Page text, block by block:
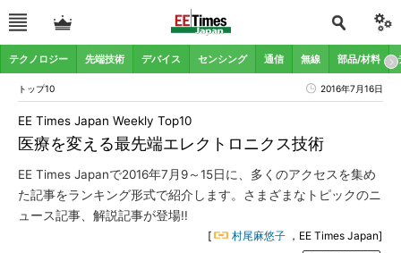
テクノロジー 先端技術 デバイス センシング 通信 無線 部品/材料
トップ10 2016年7月16日
医療を変える最先端エレクトロニクス技術
EE Times Japan Weekly Top10
EE Times Japanで2016年7月9～15日に、多くのアクセスを集め
た記事をランキング形式で紹介します。さまざまなトピックのニ
ュース記事、解説記事が登場!!
[ 村尾麻悠子 ，EE Times Japan]